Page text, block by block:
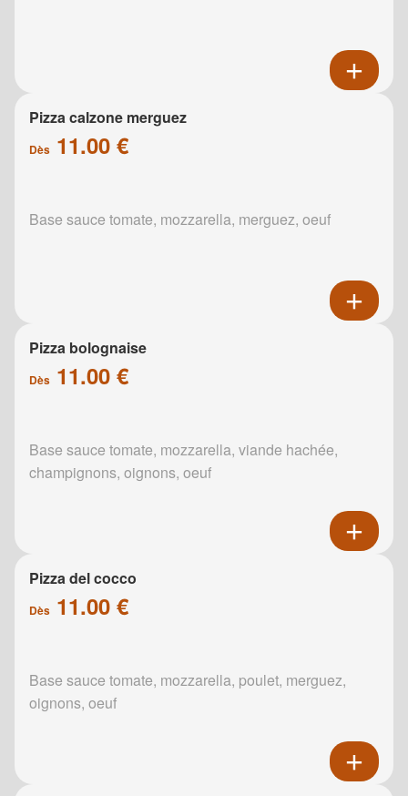
Pizza calzone merguez
Dès 11.00 €
Base sauce tomate, mozzarella, merguez, oeuf
Pizza bolognaise
Dès 11.00 €
Base sauce tomate, mozzarella, viande hachée,
champignons, oignons, oeuf
Pizza del cocco
Dès 11.00 €
Base sauce tomate, mozzarella, poulet, merguez,
oignons, oeuf